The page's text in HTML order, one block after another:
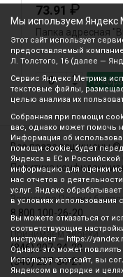
73.91 ₽
Папка адресная
В
Все права защищены ©
Политика
Звонок по России
8 800 100-26-20
Принимаем звонки
(846) 207-34-20
(846) 207-34-21
Мы используем Яндекс
Этот сайт использует
предоставляемый
Л. Толстого, 16 (далее —
Сервис Яндекс Метрика
текстовые файлы,
целью анализа их
Собранная при помощи
вас, однако может помочь
Информация об
помощи cookie, будет
Яндекса в ЕС и Российской
информацию для оценки
нас отчетов о
услуг. Яндекс
в условиях использования
Вы можете отказаться от
соответствующие
инструмент — https://
Однако это может повлиять
Используя этот сайт, вы
Яндексом в порядке и